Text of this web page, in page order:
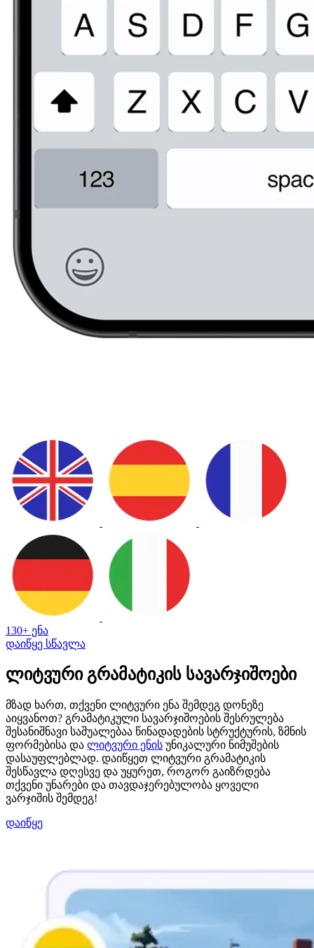
130+ ენა
დაიწყე სწავლა
ლიტვური გრამატიკის სავარჯიშოები
მზად ხართ, თქვენი ლიტვური ენა შემდეგ დონეზე
აიყვანოთ? გრამატიკული სავარჯიშოების შესრულება
შესანიშნავი საშუალებაა წინადადების სტრუქტურის, ზმნის
ფორმებისა და ლიტვური ენის უნიკალური ნიმუშების
დასაუფლებლად. დაიწყეთ ლიტვური გრამატიკის
შესწავლა დღესვე და უყურეთ, როგორ გაიზრდება
თქვენი უნარები და თავდაჯერებულობა ყოველი
ვარჯიშის შემდეგ!
დაიწყე